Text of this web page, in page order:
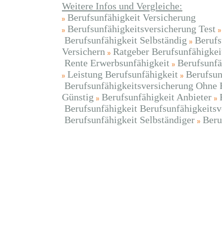
Weitere Infos und Vergleiche:
Berufsunfähigkeit Versicherung
Berufsunfähigkeitsversicherung Test
Berufsunfähigkeit Selbständig
Versichern
Ratgeber
Rente Erwerbsunfähigkeit
Leistung Berufsunfähigkeit
Berufsunfähigkeitsversicherung Ohne
Günstig
Berufsunfähigkeit Anbieter
Berufsunfähigkeit
Berufsunfähigkeit Selbständiger